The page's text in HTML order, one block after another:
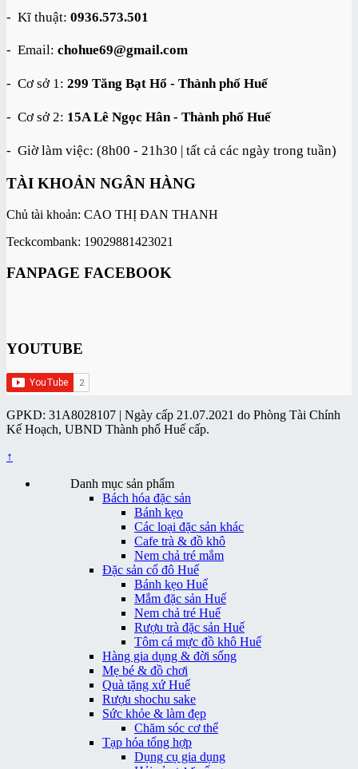
sản
- Kĩ thuật: 0936.573.501
- Email: chohue69@gmail.com
- Cơ sở 1: 299 Tăng Bạt Hổ - Thành phố Huế
- Cơ sở 2: 15A Lê Ngọc Hân - Thành phố Huế
- Giờ làm việc: (8h00 - 21h30 | tất cả các ngày trong tuần)
TÀI KHOẢN NGÂN HÀNG
Chủ tài khoản: CAO THỊ ĐAN THANH
Teckcombank: 19029881423021
FANPAGE FACEBOOK
YOUTUBE
GPKD: 31A8028107 | Ngày cấp 21.07.2021 do Phòng Tài Chính
Kế Hoạch, UBND Thành phố Huế cấp.
↑
Danh mục sản phẩm
Bách hóa đặc sản
Bánh kẹo
Các loại đặc sản khác
Cafe trà & đồ khô
Nem chả tré mắm
Đặc sản cố đô Huế
Bánh kẹo Huế
Mắm đặc sản Huế
Nem chả tré Huế
Rượu trà đặc sản Huế
Tôm cá mực đồ khô Huế
Hàng gia dụng & đời sống
Mẹ bé & đồ chơi
Quà tặng xứ Huế
Rượu shochu sake
Sức khỏe & làm đẹp
Chăm sóc cơ thể
Tạp hóa tổng hợp
Dụng cụ gia dụng